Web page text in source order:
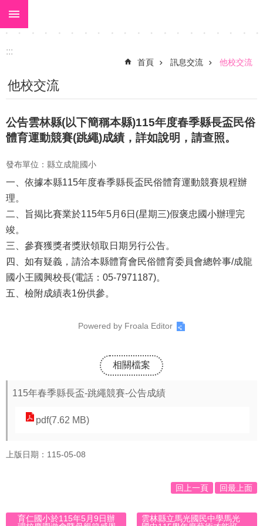
跳到主要內容區塊
搜
尋
關
於
美
長
室
校
園
動
態
☆
疫
教
成
:::
首頁 訊息交流 他校交流
他校交流
公告雲林縣(以下簡稱本縣)115年度春季縣長盃民俗
體育運動競賽(跳繩)成績，詳如說明，請查照。
發布單位：縣立成龍國小
一、依據本縣115年度春季縣長盃民俗體育運動競賽規程辦
理。
二、旨揭比賽業於115年5月6日(星期三)假褒忠國小辦理完
竣。
三、參賽獲獎者獎狀領取日期另行公告。
四、如有疑義，請洽本縣體育會民俗體育委員會總幹事/成龍
國小王國興校長(電話：05-7971187)。
五、檢附成績表1份供參。
Powered by Froala Editor
相關檔案
115年春季縣長盃-跳繩競賽-公告成績
pdf(7.62 MB)
上版日期：115-05-08
回上一頁 回最上面
育仁國小於115年5月9日辦
雲林縣立馬光國民中學馬光